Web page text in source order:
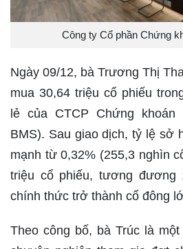
Công ty Cổ phần Chứng
Ngày 09/12, bà Trương Thị
mua 30,64 triệu cổ phiếu
lẻ của CTCP Chứng khoán
BMS). Sau giao dịch, tỷ lệ sở
mạnh từ0,32% (255,3 nghìn
triệu cổ phiếu, tương đương
chính thức trở thành cổ đông
Theo công bố, bà Trúc là